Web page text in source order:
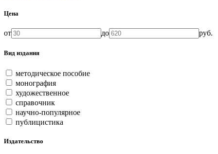
Цена
от до руб.
Вид издания
методическое пособие
монография
художественное
справочник
научно-популярное
публицистика
Издательство